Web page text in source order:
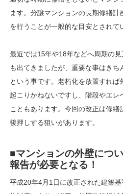
ます。分譲マンションの長期修繕
を行うことが一般的な目安とされて
最近では15年や18年などへ周期の
も出てきましたが、重要な事はきち
という事です。老朽化を放置すれば
起こりかねないですし、階段やエレ
こともあります。今回の改正は修
後押しする狙いがあります。
■マンションの外壁につ
報告が必要となる！
平成20年4月1日に改正された建築